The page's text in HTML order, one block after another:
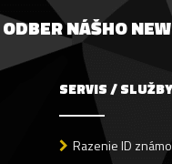
NÁŠHO
SERVIS / SLUŽBY
Razenie ID